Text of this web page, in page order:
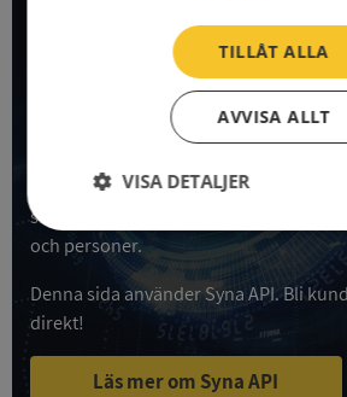
All företagsdata i
Få all denna företagsinformation
registrerade företagsuppgifter,
skatteuppgifter och mycket mer på alla
och personer.
Denna sida använder Syna API. Bli
direkt!
Läs mer om Syna API
TILLÅT ALLA
AVVISA ALLT
VISA DETALJER
Strikt
nödvändigt
Prestanda
Funktioner